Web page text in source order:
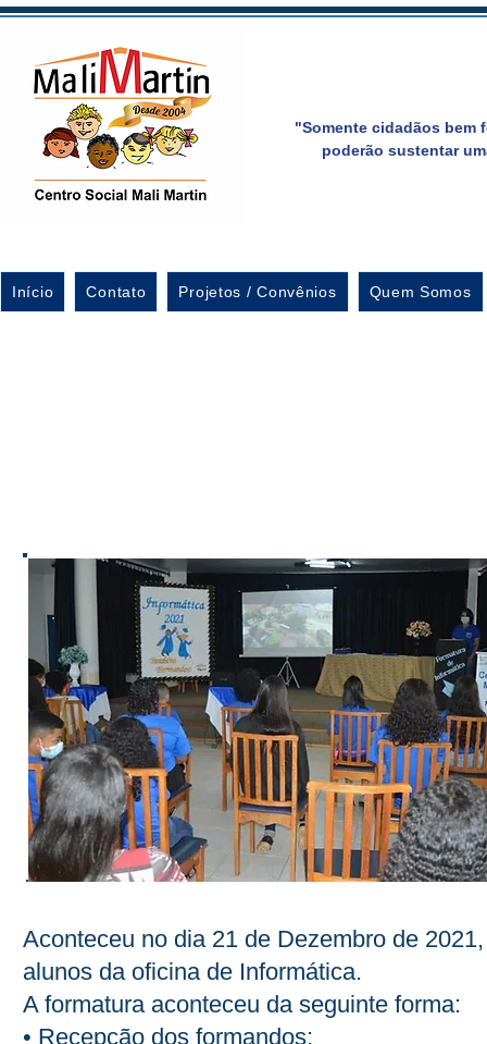
"Somente cidadãos bem
poderão sustentar
Início Contato Projetos / Convênios Quem Somos
Aconteceu no dia 21 de Dezembro de
alunos da oficina de Informática.
A formatura aconteceu da seguinte forma:
• Recepção dos formandos;